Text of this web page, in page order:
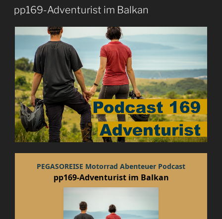
pp169-Adventurist im Balkan